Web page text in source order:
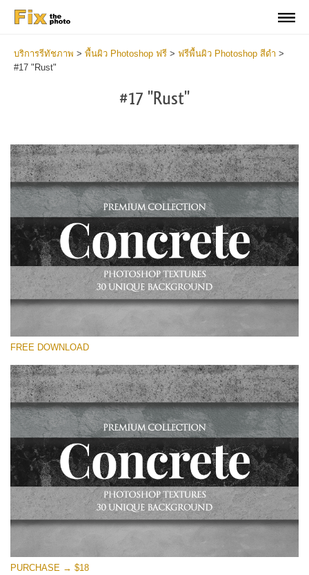
บริการรีทัชภาพ > พื้นผิว Photoshop ฟรี > ฟรีพื้นผิว Photoshop สีดำ >
#17 "Rust"
#17 "Rust"
โปรดเลือก
Small 800*533px
Concrete Textures
(30 Overlays)
Large 6000*4000px
Entire Collection
(1783 Overlays)
Large 6000*4000px
ดาวน์โหลดฟรี
FREE DOWNLOAD
PURCHASE → $18